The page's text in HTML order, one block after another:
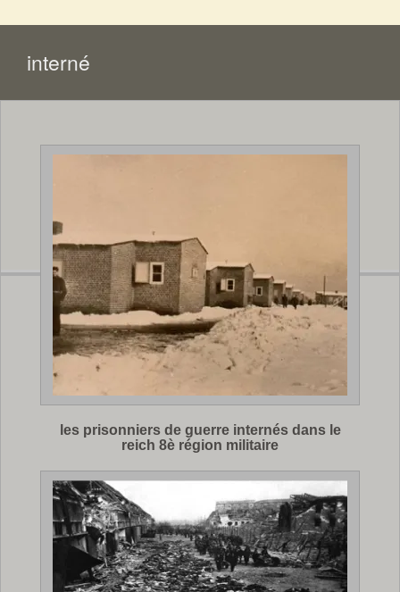
interné
les prisonniers de guerre internés dans le
reich 8è région militaire